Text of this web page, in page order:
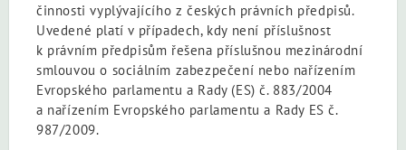
činnosti vyplývajícího z českých právních předpisů.
Uvedené platí v případech, kdy není příslušnost
k právním předpisům řešena příslušnou mezinárodní
smlouvou o sociálním zabezpečení nebo nařízením
Evropského parlamentu a Rady (ES) č. 883/2004
a nařízením Evropského parlamentu a Rady ES č.
987/2009.